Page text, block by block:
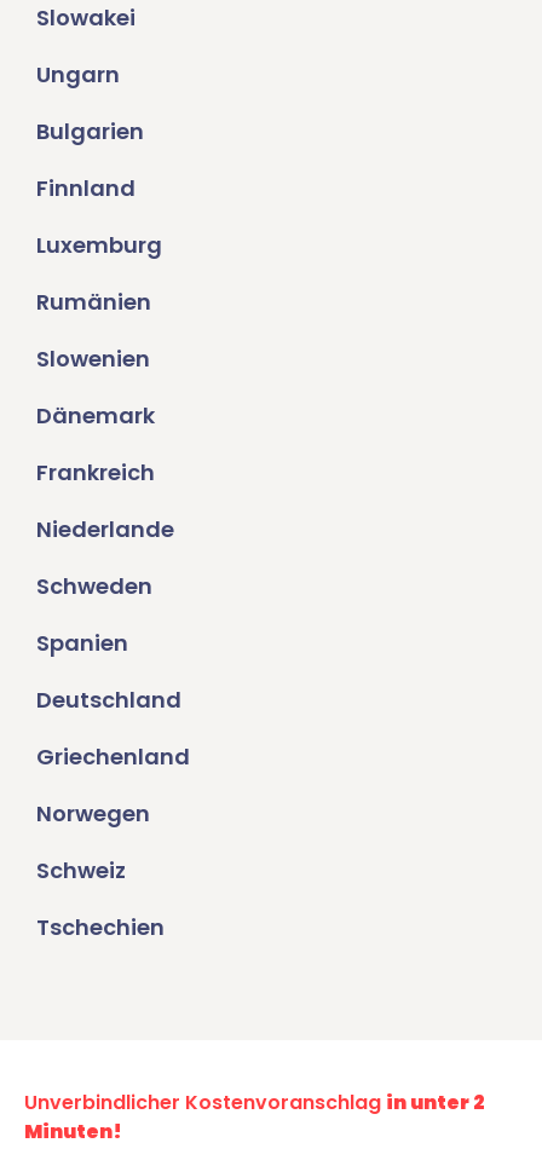
Slowakei
Ungarn
Bulgarien
Finnland
Luxemburg
Rumänien
Slowenien
Dänemark
Frankreich
Niederlande
Schweden
Spanien
Deutschland
Griechenland
Norwegen
Schweiz
Tschechien
Unverbindlicher Kostenvoranschlag in unter 2
Minuten!